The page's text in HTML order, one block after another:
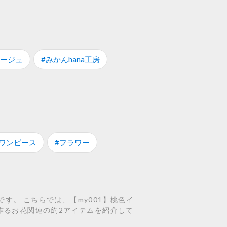
ジュ #みかんhana工房
ンピース #フラワー
す。 こちらでは、【my001】桃色イ
お花関連の約2アイテムを紹介して